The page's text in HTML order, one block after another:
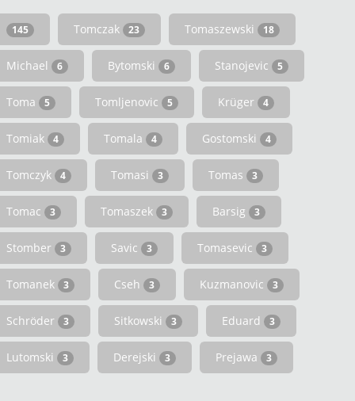
145 Tomczak 23 Tomaszewski 18
Michael 6 Bytomski 6 Stanojevic 5
Toma 5 Tomljenovic 5 Krüger 4
Tomiak 4 Tomala 4 Gostomski 4
Tomczyk 4 Tomasi 3 Tomas 3
Tomac 3 Tomaszek 3 Barsig 3
Stomber 3 Savic 3 Tomasevic 3
Tomanek 3 Cseh 3 Kuzmanovic 3
Schröder 3 Sitkowski 3 Eduard 3
Lutomski 3 Derejski 3 Prejawa 3